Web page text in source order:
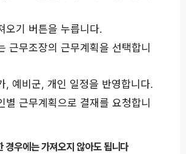
오기 버튼을 누릅니다.
근무조장의 근무계획을 선택합니
, 예비군, 개인 일정을 반영합니다.
별 근무계획으로 결재를 요청합니
경우에는 가져오지 않아도 됩니다